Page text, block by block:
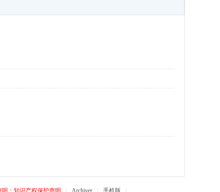
明：知识产权保护声明 Archiver 手机版